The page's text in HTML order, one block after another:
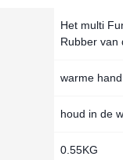
Het multi
Rubber van
warme hand
houd in de
0.55KG